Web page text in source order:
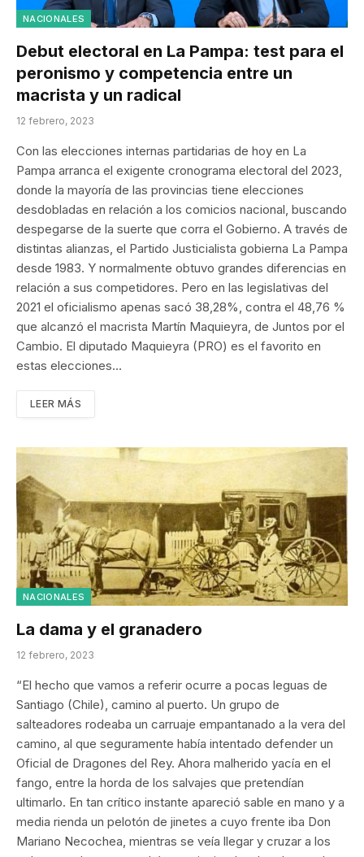
NACIONALES
Debut electoral en La Pampa: test para el
peronismo y competencia entre un
macrista y un radical
12 febrero, 2023
Con las elecciones internas partidarias de hoy en La
Pampa arranca el exigente cronograma electoral del 2023,
donde la mayoría de las provincias tiene elecciones
desdobladas en relación a los comicios nacional, buscando
despegarse de la suerte que corra el Gobierno. A través de
distintas alianzas, el Partido Justicialista gobierna La Pampa
desde 1983. Y normalmente obtuvo grandes diferencias en
relación a sus competidores. Pero en las legislativas del
2021 el oficialismo apenas sacó 38,28%, contra el 48,76 %
que alcanzó el macrista Martín Maquieyra, de Juntos por el
Cambio. El diputado Maquieyra (PRO) es el favorito en
estas elecciones…
LEER MÁS
NACIONALES
La dama y el granadero
12 febrero, 2023
“El hecho que vamos a referir ocurre a pocas leguas de
Santiago (Chile), camino al puerto. Un grupo de
salteadores rodeaba un carruaje empantanado a la vera del
camino, al que seguramente había intentado defender un
Oficial de Dragones del Rey. Ahora malherido yacía en el
fango, entre la horda de los salvajes que pretendían
ultimarlo. En tan crítico instante apareció sable en mano y a
media rienda un pelotón de jinetes a cuyo frente iba Don
Mariano Necochea, mientras se veía llegar y cruzar a los